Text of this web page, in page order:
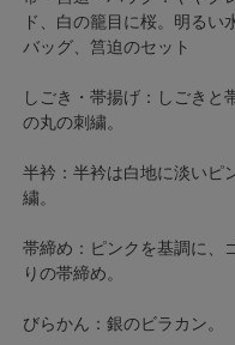
ド、白の籠目に桜。明る
バッグ、筥迫のセット
しごき・帯揚げ：しごきと
の丸の刺繍。
半衿：半衿は白地に淡いピ
繍。
帯締め：ピンクを基調に、
りの帯締め。
びらかん：銀のビラカン。